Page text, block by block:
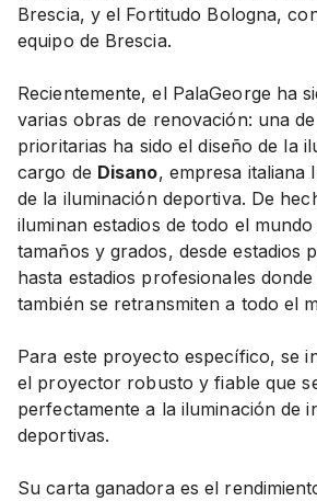
Brescia, y el Fortitudo Bologna,
equipo de Brescia.
Recientemente, el PalaGeorge ha
varias obras de renovación: una
prioritarias ha sido el diseño de la
cargo de Disano, empresa italiana
de la iluminación deportiva. De
iluminan estadios de todo el
tamaños y grados, desde estadios
hasta estadios profesionales
también se retransmiten a todo el
Para este proyecto específico, se
el proyector robusto y fiable que
perfectamente a la iluminación de
deportivas.
Su carta ganadora es el